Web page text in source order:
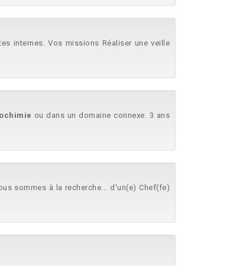
internes. Vos missions Réaliser une veille
ou dans un domaine connexe. 3 ans
sommes à la recherche... d'un(e) Chef(fe)